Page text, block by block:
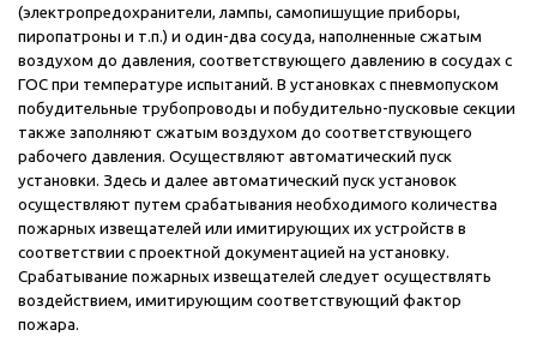
(электропредохранители, лампы, самопишущие приборы,
пиропатроны и т.п.) и один-два сосуда, наполненные сжатым
воздухом до давления, соответствующего давлению в сосудах с
ГОС при температуре испытаний. В установках с пневмопуском
побудительные трубопроводы и побудительно-пусковые секции
также заполняют сжатым воздухом до соответствующего
рабочего давления. Осуществляют автоматический пуск
установки. Здесь и далее автоматический пуск установок
осуществляют путем срабатывания необходимого количества
пожарных извещателей или имитирующих их устройств в
соответствии с проектной документацией на установку.
Срабатывание пожарных извещателей следует осуществлять
воздействием, имитирующим соответствующий фактор
пожара.